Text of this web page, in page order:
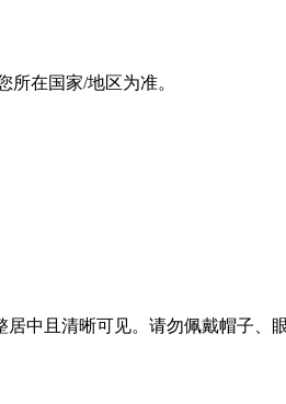
在国家/地区为准。
中且清晰可见。请勿佩戴帽子、